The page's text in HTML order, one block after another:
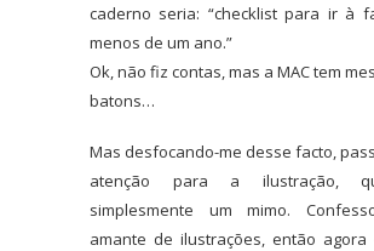
caderno seria: “checklist para ir à
menos de um ano.”
Ok, não fiz contas, mas a MAC tem
batons…
Mas desfocando-me desse facto,
atenção para a ilustração,
simplesmente um mimo.
amante de ilustrações, então agora